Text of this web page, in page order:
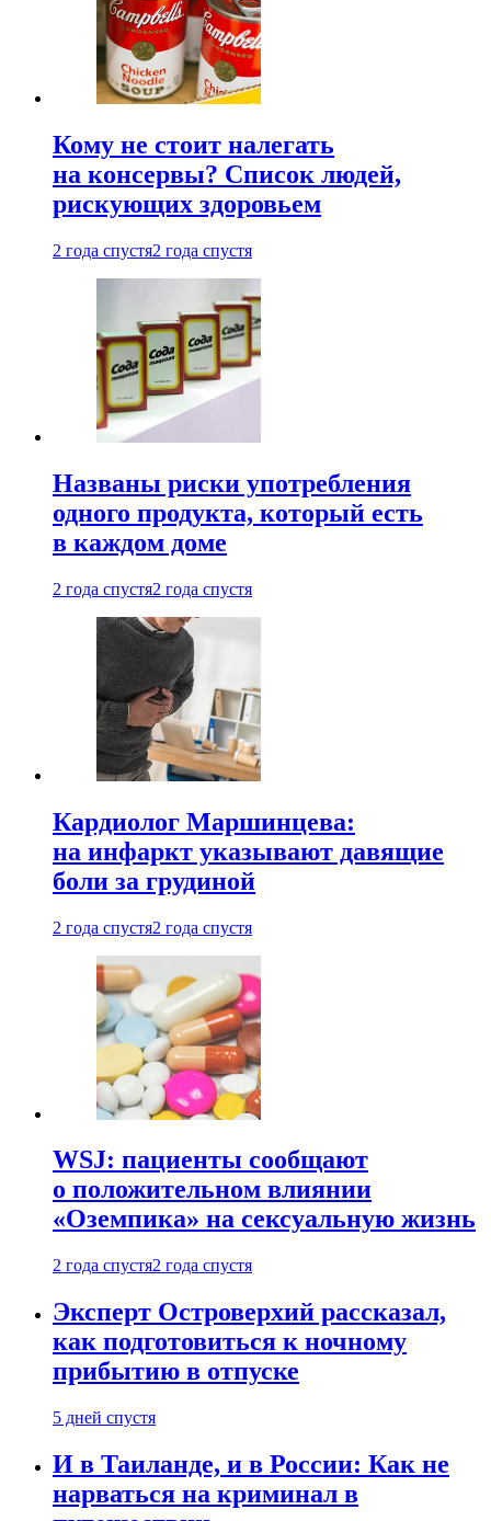
Кому не стоит налегать
на консервы? Список людей,
рискующих здоровьем
2 года спустя2 года спустя
Названы риски употребления
одного продукта, который есть
в каждом доме
2 года спустя2 года спустя
Кардиолог Маршинцева:
на инфаркт указывают давящие
боли за грудиной
2 года спустя2 года спустя
WSJ: пациенты сообщают
о положительном влиянии
«Оземпика» на сексуальную жизнь
2 года спустя2 года спустя
Эксперт Островерхий рассказал,
как подготовиться к ночному
прибытию в отпуске
5 дней спустя
И в Таиланде, и в России: Как не
нарваться на криминал в